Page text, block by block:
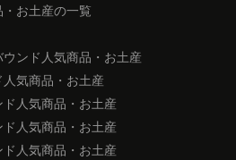
お土産の一覧
ンド人気商品・お土産
気商品・お土産
人気商品・お土産
人気商品・お土産
人気商品・お土産